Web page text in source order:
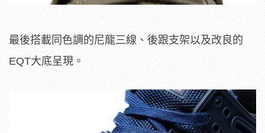
最後搭載同色調的尼龍三線、後跟支架以及改良的
EQT大底呈現。